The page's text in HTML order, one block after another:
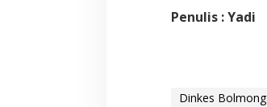
Penulis : Yadi
Dinkes Bolmong